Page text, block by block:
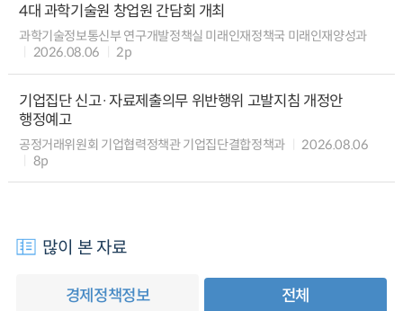
4대 과학기술원 창업원 간담회 개최
과학기술정보통신부 연구개발정책실 미래인재정책국 미래인재양성과
2026.08.06
2p
기업집단 신고·자료제출의무 위반행위 고발지침 개정안
행정예고
공정거래위원회 기업협력정책관 기업집단결합정책과
2026.08.06
8p
많이 본 자료
경제정책정보 전체